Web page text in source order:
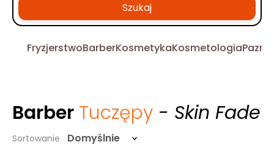
Szukaj
FryzjerstwoBarberKosmetykaKosmetologia
Barber Tuczępy - Skin Fade
Sortowanie Domyślnie